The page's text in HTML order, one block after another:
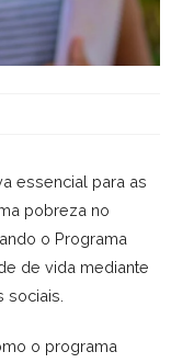
essencial para as
pobreza no
o Programa
de vida mediante
sociais.
o programa